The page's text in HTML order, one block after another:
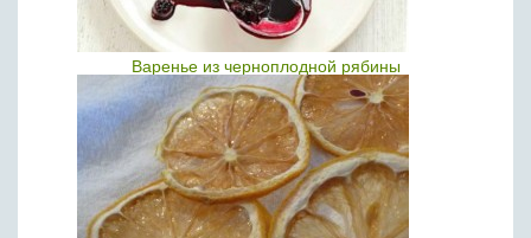
Варенье из черноплодной рябины